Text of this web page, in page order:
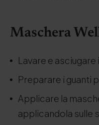
Maschera
Lavare e asciugare
Preparare i guanti
Applicare la
applicandola sulle